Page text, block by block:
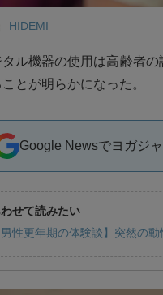
HIDEMI
タル機器の使用は高齢者
とが明らかになった。
Google Newsでヨガジ
せて読みたい
男性更年期の体験談】突然の